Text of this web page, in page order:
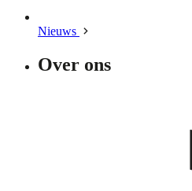
Nieuws
Over ons